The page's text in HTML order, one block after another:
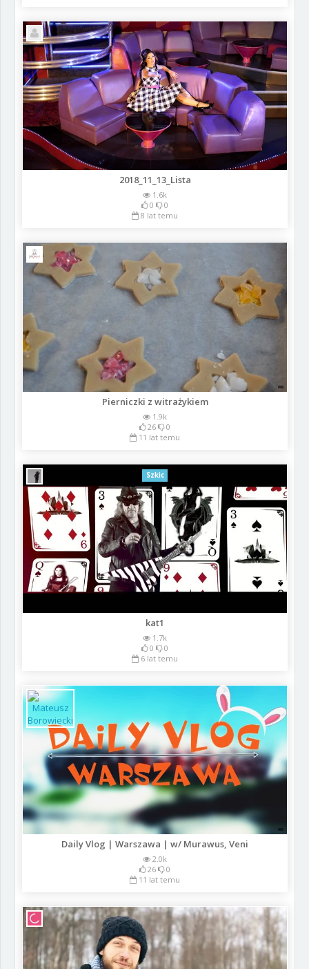
2018_11_13_Lista
1.6k
0
0
8 lat temu
Pierniczki z witrażykiem
1.9k
26
0
11 lat temu
Szkic
kat1
1.7k
0
0
6 lat temu
Daily Vlog | Warszawa | w/ Murawus, Veni
2.0k
26
0
11 lat temu